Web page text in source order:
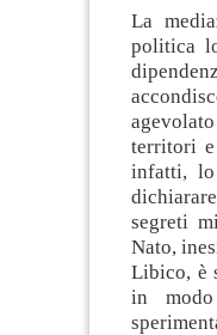
La
politica
territori e
infatti,
segreti
Nato,
Libico, è
in